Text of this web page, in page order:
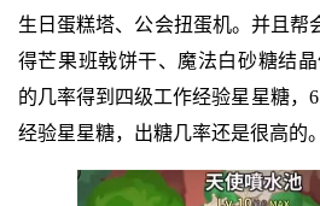
生日蛋糕塔、公会扭蛋机。并且帮
得芒果班戟饼干、魔法白砂糖结
的几率得到四级工作经验星星糖，
经验星星糖，出糖几率还是很高的。